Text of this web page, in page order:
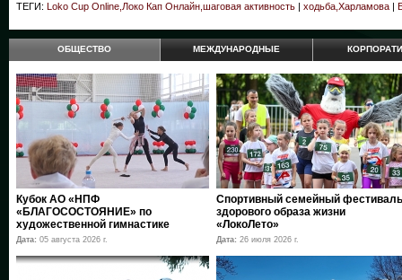
ТЕГИ: Loko Cup Online,Локо Кап Онлайн,шаговая активность | ходьба,Харламова |
ОБЩЕСТВО МЕЖДУНАРОДНЫЕ
Кубок АО «НПФ
«БЛАГОСОСТОЯНИЕ» по
художественной гимнастике
Дата: 05 августа 2026 г.
Спортивный семейный фестиваль
здорового образа жизни
«ЛокоЛето»
Дата: 26 июля 2026 г.